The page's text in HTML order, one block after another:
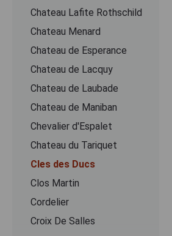
Chateau Lafite Rothschild
Chateau Menard
Chateau de Esperance
Chateau de Lacquy
Chateau de Laubade
Chateau de Maniban
Chevalier d'Espalet
Chаteau du Tariquet
Cles des Ducs
Clos Martin
Cordelier
Croix De Salles